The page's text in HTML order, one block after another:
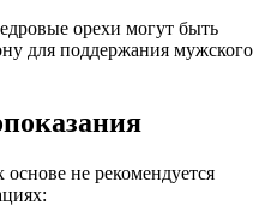
орехи могут быть
для поддержания мужского
не рекомендуется